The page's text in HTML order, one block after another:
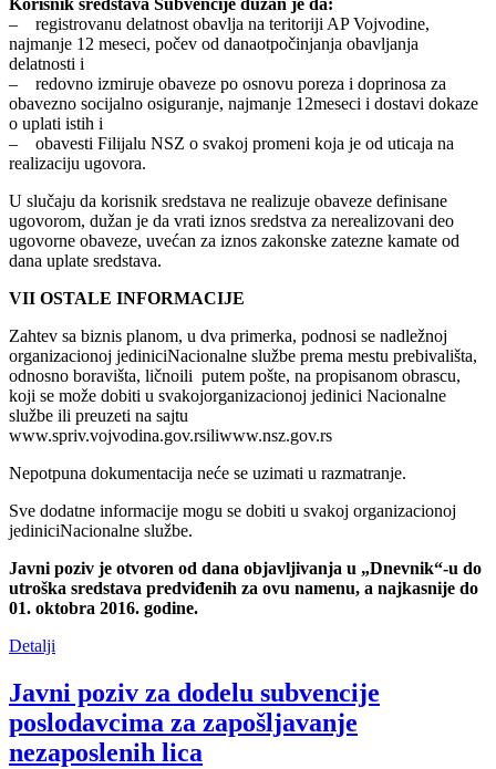
Korisnik sredstava Subvencije dužan je da:
– registrovanu delatnost obavlja na teritoriji AP Vojvodine,
najmanje 12 meseci, počev od danaotpočinjanja obavljanja
delatnosti i
– redovno izmiruje obaveze po osnovu poreza i doprinosa za
obavezno socijalno osiguranje, najmanje 12meseci i dostavi dokaze
o uplati istih i
– obavesti Filijalu NSZ o svakoj promeni koja je od uticaja na
realizaciju ugovora.
U slučaju da korisnik sredstava ne realizuje obaveze definisane
ugovorom, dužan je da vrati iznos sredstva za nerealizovani deo
ugovorne obaveze, uvećan za iznos zakonske zatezne kamate od
dana uplate sredstava.
VII OSTALE INFORMACIJE
Zahtev sa biznis planom, u dva primerka, podnosi se nadležnoj
organizacionoj jediniciNacionalne službe prema mestu prebivališta,
odnosno boravišta, ličnoili putem pošte, na propisanom obrascu,
koji se može dobiti u svakojorganizacionoj jedinici Nacionalne
službe ili preuzeti na sajtu
www.spriv.vojvodina.gov.rsiliwww.nsz.gov.rs
Nepotpuna dokumentacija neće se uzimati u razmatranje.
Sve dodatne informacije mogu se dobiti u svakoj organizacionoj
jediniciNacionalne službe.
Javni poziv je otvoren od dana objavljivanja u „Dnevnik“-u do
utroška sredstava predviđenih za ovu namenu, a najkasnije do
01. oktobra 2016. godine.
Detalji
Javni poziv za dodelu subvencije
poslodavcima za zapošljavanje
nezaposlenih lica